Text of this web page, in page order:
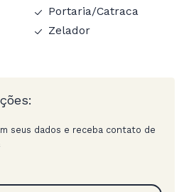
Portaria/Catraca
Zelador
seus dados e receba contato de